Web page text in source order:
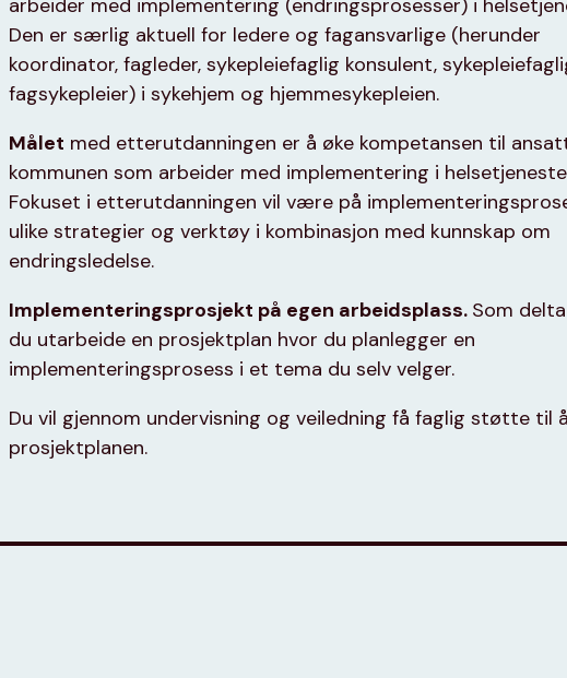
arbeider med implementering (endringsprosesser) i
Den er særlig aktuell for ledere og fagansvarlige (herunder
koordinator, fagleder, sykepleiefaglig konsulent,
fagsykepleier) i sykehjem og hjemmesykepleien.
Målet med etterutdanningen er å øke kompetansen til
kommunen som arbeider med implementering i
Fokuset i etterutdanningen vil være på
ulike strategier og verktøy i kombinasjon med kunnskap om
endringsledelse.
Implementeringsprosjekt på egen arbeidsplass. Som
du utarbeide en prosjektplan hvor du planlegger en
implementeringsprosess i et tema du selv velger.
Du vil gjennom undervisning og veiledning få faglig støtte til
prosjektplanen.